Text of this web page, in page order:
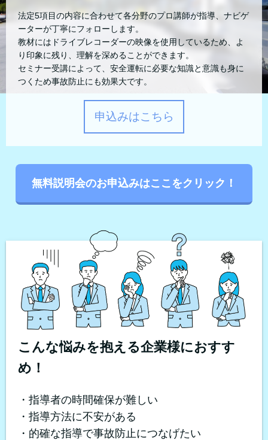
法定5項目の内容に合わせて各分野のプロ講師が指導、ナビゲ
ーターが丁寧にフォローします。
教材にはドライブレコーダーの映像を使用しているため、よ
り印象に残り、理解を深めることができます。
セミナー受講によって、安全運転に必要な知識と意識も身に
つくため事故防止にも効果大です。
申込みはこちら
無料説明会のお申込みはここをクリック！
こんな悩みを抱える企業様におすす
め！
・指導者の時間確保が難しい
・指導方法に不安がある
・的確な指導で事故防止につなげたい